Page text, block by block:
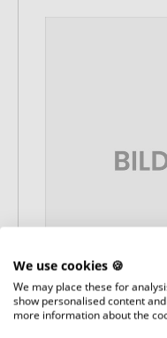
We use cookies 🍪
We may place these for
show personalised content
more information about the